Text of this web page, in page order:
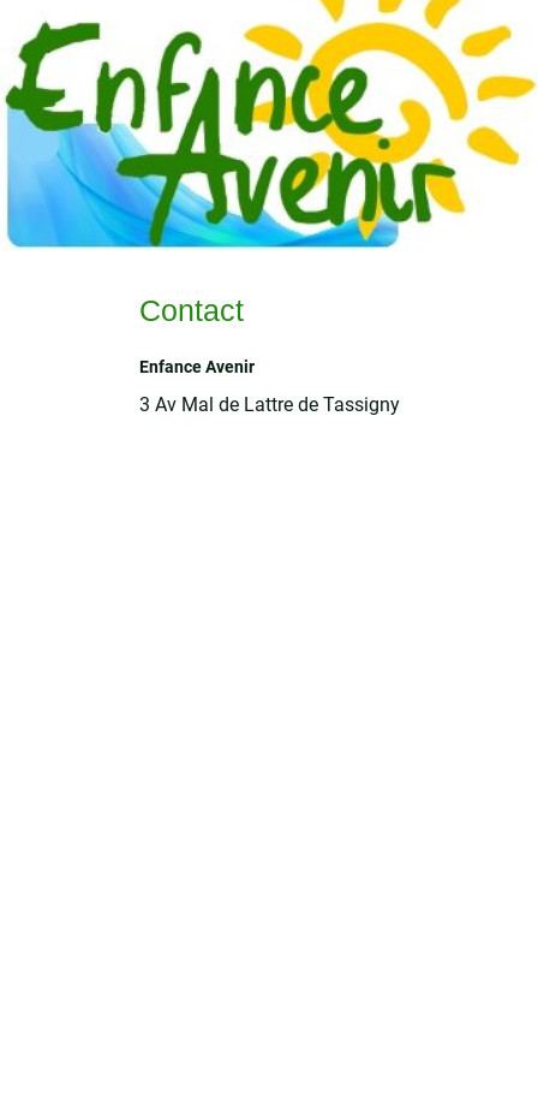
Contact
Enfance Avenir
3 Av Mal de Lattre de Tassigny